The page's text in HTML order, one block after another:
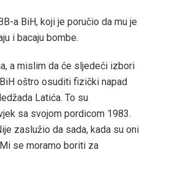
a BiH, koji je poručio da mu je
i bacaju bombe.
a mislim da će sljedeći izbori
oštro osuditi fizički napad
Latića. To su
sa svojom pordicom 1983.
zaslužio da sada, kada su oni
se moramo boriti za